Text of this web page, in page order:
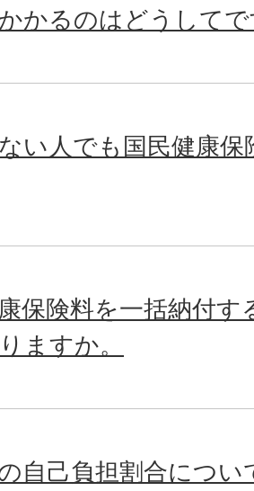
かるのはどうして
い人でも国民健康
保険料を一括納付す
ますか。
自己負担割合につ